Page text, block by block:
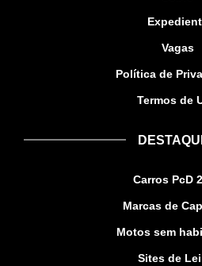
Vagas
Política de
Termos de
Carros PcD
Marcas de
Motos sem
Sites de